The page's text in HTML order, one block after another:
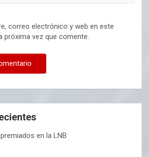
correo electrónico y web en este
próxima vez que comente.
en la LNB